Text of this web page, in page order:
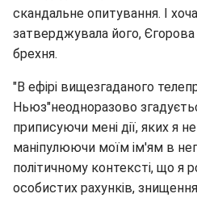
скандальне опитування. І
затверджувала його,
брехня.
"В ефірі вищезгаданого
Ньюз"неодноразово
приписуючи мені дії, яких я
маніпулюючи моїм ім'ям в
політичному контексті, що я
особистих рахунків,